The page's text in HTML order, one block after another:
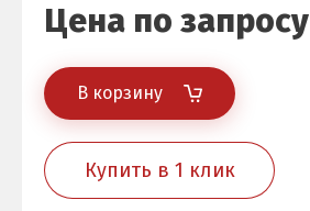
Цена по запросу
В корзину
Купить в 1 клик